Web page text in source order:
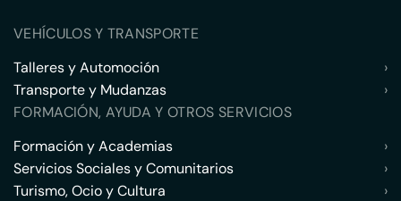
VEHÍCULOS Y TRANSPORTE
Talleres y Automoción
›
Transporte y Mudanzas
›
FORMACIÓN, AYUDA Y OTROS SERVICIOS
Formación y Academias
›
Servicios Sociales y Comunitarios
›
Turismo, Ocio y Cultura
›